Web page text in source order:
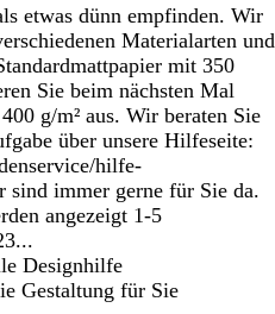
etwas dünn empfinden. Wir
Materialarten und
mit 350
Sie beim nächsten Mal
g/m² aus. Wir beraten Sie
über unsere Hilfeseite:
hilfe-
sind immer gerne für Sie da.
angezeigt 1-5
Gehe
zu
Seite
3
Designhilfe
Gestaltung für Sie